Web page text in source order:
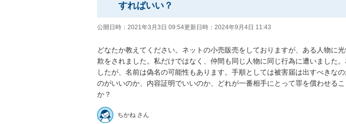
すればいい？
公開日時： 2021年3月3日 09:54更新日時： 2024年9月4日 11:43
どなたか教えてください。ネットの小売販売をしておりますが、ある人物に
欺をされました。私だけではなく、仲間も同じ人物に同じ行為に遭いました
したが、名前は偽名の可能性もあります。手順としては被害届は出すべきな
のがいいのか、内容証明でいいのか、どれが一番相手にとって罪を償わせる
か？
ちかね さん